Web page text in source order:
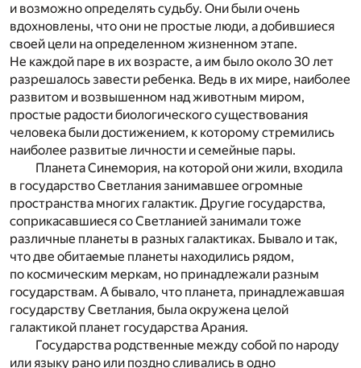
и возможно определять судьбу. Они были очень
вдохновлены, что они не простые люди, а добившиеся
своей цели на определенном жизненном этапе.
Не каждой паре в их возрасте, а им было около 30 лет
разрешалось завести ребенка. Ведь в их мире, наиболее
развитом и возвышенном над животным миром,
простые радости биологического существования
человека были достижением, к которому стремились
наиболее развитые личности и семейные пары.
Планета Синемория, на которой они жили, входила
в государство Светлания занимавшее огромные
пространства многих галактик. Другие государства,
соприкасавшиеся со Светланией занимали тоже
различные планеты в разных галактиках. Бывало и так,
что две обитаемые планеты находились рядом,
по космическим меркам, но принадлежали разным
государствам. А бывало, что планета, принадлежавшая
государству Светлания, была окружена целой
галактикой планет государства Арания.
Государства родственные между собой по народу
или языку рано или поздно сливались в одно